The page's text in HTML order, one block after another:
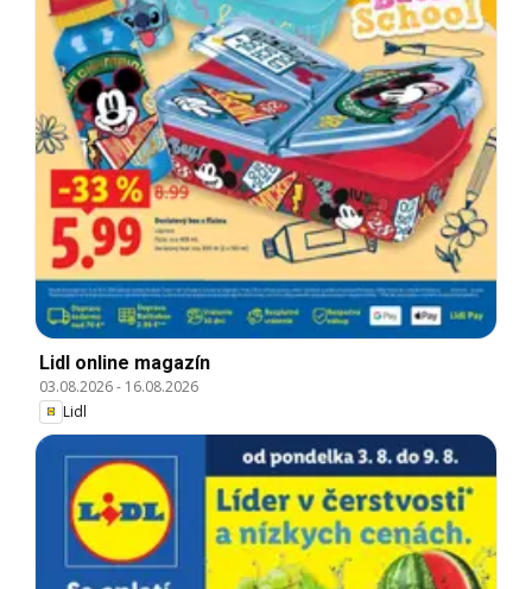
Lidl online magazín
03.08.2026- 16.08.2026
Lidl